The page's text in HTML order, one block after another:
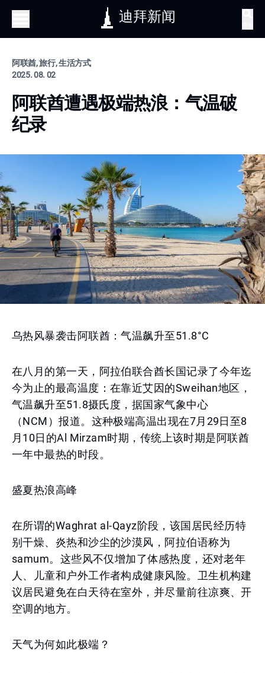
迪拜新闻
阿联酋, 旅行, 生活方式
2025. 08. 02
阿联酋遭遇极端热浪：气温破
纪录
乌热风暴袭击阿联酋：气温飙升至51.8°C
在八月的第一天，阿拉伯联合酋长国记录了今年迄
今为止的最高温度：在靠近艾因的Sweihan地区，
气温飙升至51.8摄氏度，据国家气象中心
（NCM）报道。这种极端高温出现在7月29日至8
月10日的Al Mirzam时期，传统上该时期是阿联酋
一年中最热的时段。
盛夏热浪高峰
在所谓的Waghrat al-Qayz阶段，该国居民经历特
别干燥、炎热和沙尘的沙漠风，阿拉伯语称为
samum。这些风不仅增加了体感热度，还对老年
人、儿童和户外工作者构成健康风险。卫生机构建
议居民避免在白天待在室外，并尽量前往凉爽、开
空调的地方。
天气为何如此极端？